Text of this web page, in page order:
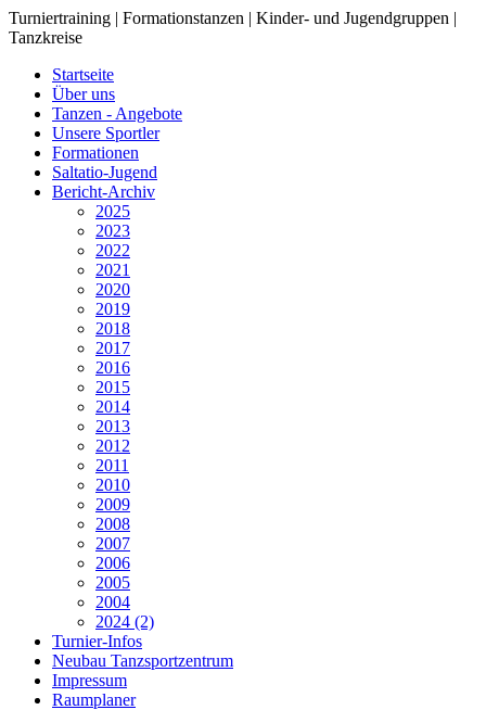
Turniertraining | Formationstanzen | Kinder- und Jugendgruppen |
Tanzkreise
Startseite
Über uns
Tanzen - Angebote
Unsere Sportler
Formationen
Saltatio-Jugend
Bericht-Archiv
2025
2023
2022
2021
2020
2019
2018
2017
2016
2015
2014
2013
2012
2011
2010
2009
2008
2007
2006
2005
2004
2024 (2)
Turnier-Infos
Neubau Tanzsportzentrum
Impressum
Raumplaner